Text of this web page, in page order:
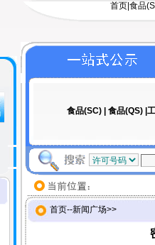
首页 食品
食品(SC)| 食品(QS)|
首页--新闻广场>>